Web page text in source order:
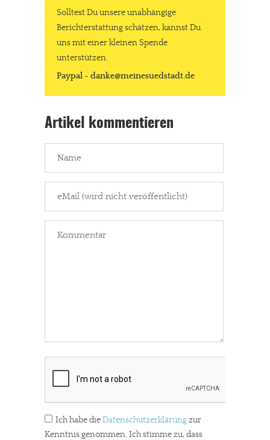
Solltest Du unsere unabhängige
Berichterstattung schätzen, kannst Du
uns mit einer kleinen Spende
unterstützen.
Paypal - danke@meinesuedstadt.de
Artikel kommentieren
Ich habe dieDatenschutzerklärungzur
Kenntnis genommen. Ich stimme zu, dass